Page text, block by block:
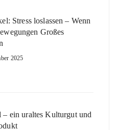
Stress loslassen – Wenn
Großes
2025
– ein uraltes Kulturgut und